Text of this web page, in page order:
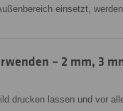
einsetzt,
– 2 mm, 3
drucken lassen und vor